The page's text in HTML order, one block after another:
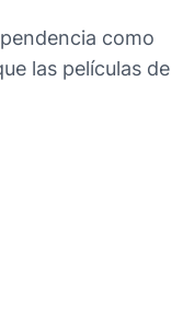
como
las películas de